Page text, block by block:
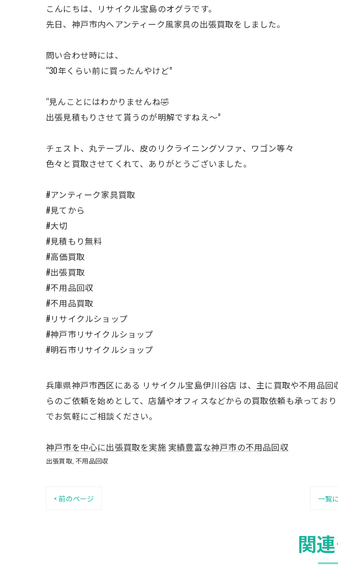
こんにちは、リサイクル宝島のオグラです。
先日、神戸市内へアンティーク風家具の出張買取をしました。
問い合わせ時には、
“30年くらい前に買ったんやけど”
“見んことにはわかりませんね🤣
出張見積もりさせて貰うのが明解ですねえ～”
チェスト、丸テーブル、皮のリクライニングソファ、ワゴン等々
色々と買取させてくれて、ありがとうございました。
#アンティーク家具買取
#見てから
#大切
#見積もり無料
#高価買取
#出張買取
#不用品回収
#不用品買取
#リサイクルショップ
#神戸市リサイクルショップ
#明石市リサイクルショップ
兵庫県神戸市西区にある リサイクル宝島伊川谷店 は、主に買取や不用品
らのご依頼を始めとして、店舗やオフィスなどからの買取依頼も承ってお
でお気軽にご相談ください。
神戸市を中心に出張買取を実施 実績豊富な神戸市の不用品回収
出張買取 不用品回収
< 前のページ 一覧
関